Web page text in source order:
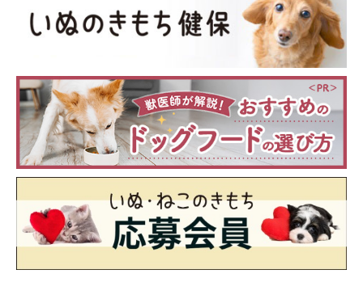
ダニやノミは犬にさまざまな病気をもたらすとご紹介しました